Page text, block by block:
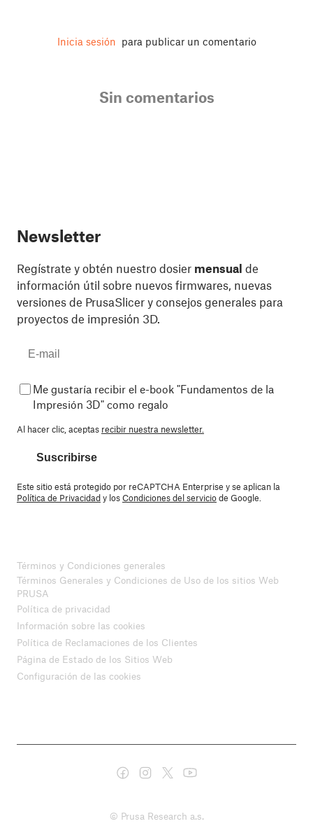
Inicia sesión para publicar un comentario
Sin comentarios
Newsletter
Regístrate y obtén nuestro dosier mensual de
información útil sobre nuevos firmwares, nuevas
versiones de PrusaSlicer y consejos generales para
proyectos de impresión 3D.
Me gustaría recibir el e-book "Fundamentos de la
Impresión 3D" como regalo
Al hacer clic, aceptas recibir nuestra newsletter.
Suscribirse
Este sitio está protegido por reCAPTCHA Enterprise y se aplican la
Política de Privacidady losCondiciones del serviciode Google.
Términos y Condiciones generales
Términos Generales y Condiciones de Uso de los sitios Web
PRUSA
Política de privacidad
Información sobre las cookies
Política de Reclamaciones de los Clientes
Página de Estado de los Sitios Web
Configuración de las cookies
© Prusa Research a.s.